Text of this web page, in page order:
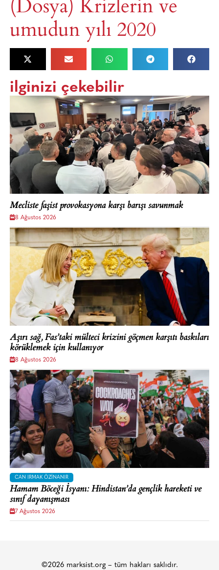
umudun yılı 2020
ilginizi çekebilir
Mecliste faşist provokasyona karşı barışı savunmak
8 Ağustos 2026
Aşırı sağ, Fas’taki mülteci krizini göçmen karşıtı baskıları
körüklemek için kullanıyor
8 Ağustos 2026
CAN IRMAK ÖZINANIR
Hamam Böceği İsyanı: Hindistan’da gençlik hareketi ve
sınıf dayanışması
7 Ağustos 2026
©2026 marksist.org – tüm hakları saklıdır.